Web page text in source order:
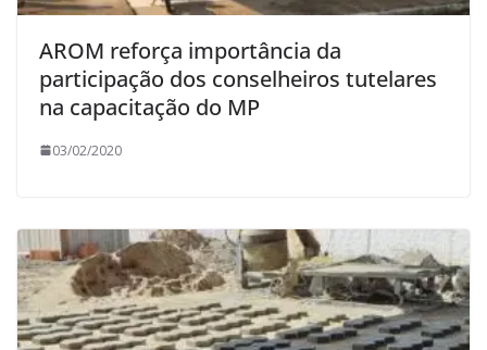
AROM reforça importância da
participação dos conselheiros tutelares
na capacitação do MP
03/02/2020